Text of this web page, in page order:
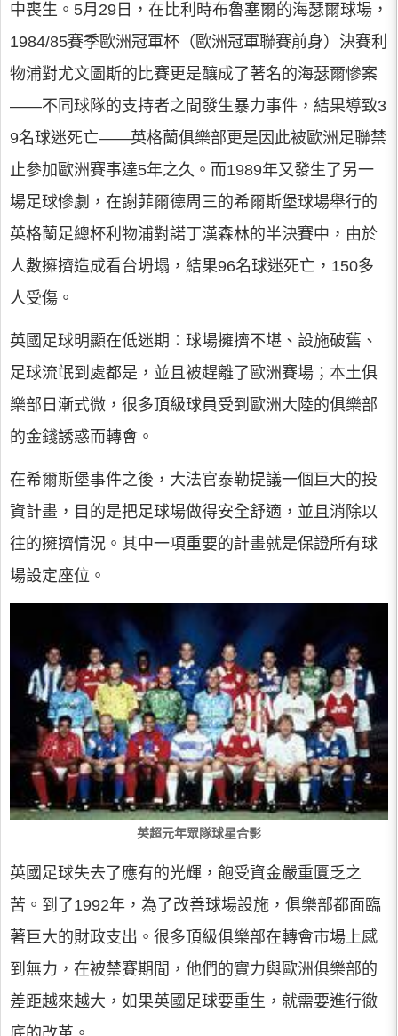
中喪生。5月29日，在比利時布魯塞爾的海瑟爾球場，
1984/85賽季歐洲冠軍杯（歐洲冠軍聯賽前身）決賽利
物浦對尤文圖斯的比賽更是釀成了著名的海瑟爾慘案
——不同球隊的支持者之間發生暴力事件，結果導致3
9名球迷死亡——英格蘭俱樂部更是因此被歐洲足聯禁
止參加歐洲賽事達5年之久。而1989年又發生了另一
場足球慘劇，在謝菲爾德周三的希爾斯堡球場舉行的
英格蘭足總杯利物浦對諾丁漢森林的半決賽中，由於
人數擁擠造成看台坍塌，結果96名球迷死亡，150多
人受傷。
英國足球明顯在低迷期：球場擁擠不堪、設施破舊、
足球流氓到處都是，並且被趕離了歐洲賽場；本土俱
樂部日漸式微，很多頂級球員受到歐洲大陸的俱樂部
的金錢誘惑而轉會。
在希爾斯堡事件之後，大法官泰勒提議一個巨大的投
資計畫，目的是把足球場做得安全舒適，並且消除以
往的擁擠情況。其中一項重要的計畫就是保證所有球
場設定座位。
英超元年眾隊球星合影
英國足球失去了應有的光輝，飽受資金嚴重匱乏之
苦。到了1992年，為了改善球場設施，俱樂部都面臨
著巨大的財政支出。很多頂級俱樂部在轉會市場上感
到無力，在被禁賽期間，他們的實力與歐洲俱樂部的
差距越來越大，如果英國足球要重生，就需要進行徹